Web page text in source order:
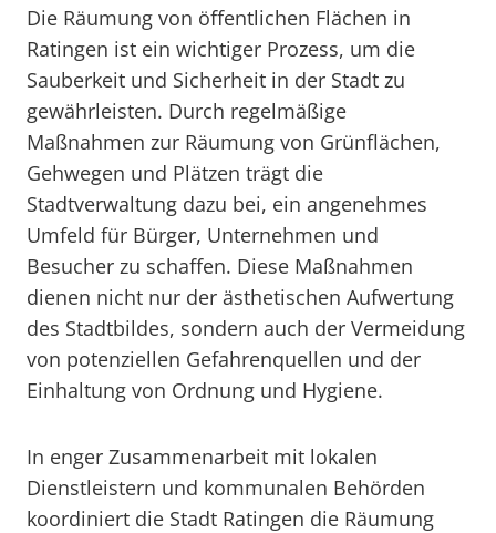
Die Räumung von öffentlichen Flächen in
Ratingen ist ein wichtiger Prozess, um die
Sauberkeit und Sicherheit in der Stadt zu
gewährleisten. Durch regelmäßige
Maßnahmen zur Räumung von Grünflächen,
Gehwegen und Plätzen trägt die
Stadtverwaltung dazu bei, ein angenehmes
Umfeld für Bürger, Unternehmen und
Besucher zu schaffen. Diese Maßnahmen
dienen nicht nur der ästhetischen Aufwertung
des Stadtbildes, sondern auch der Vermeidung
von potenziellen Gefahrenquellen und der
Einhaltung von Ordnung und Hygiene.
In enger Zusammenarbeit mit lokalen
Dienstleistern und kommunalen Behörden
koordiniert die Stadt Ratingen die Räumung